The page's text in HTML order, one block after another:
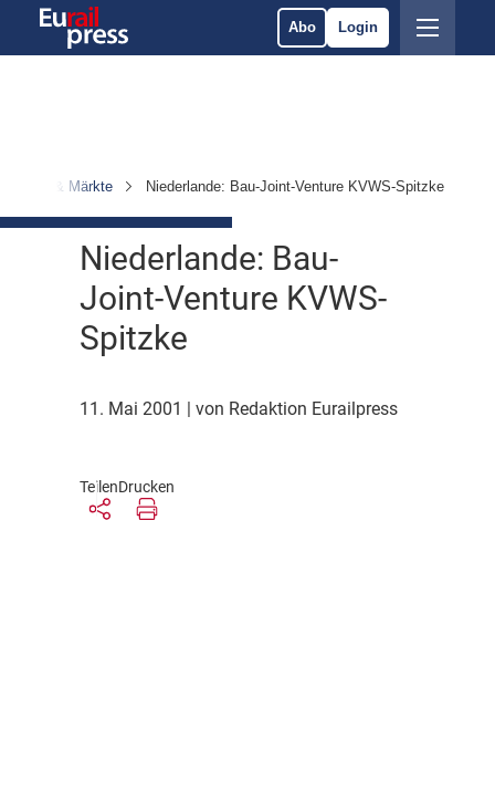
Abo Login
& Märkte Niederlande: Bau-Joint-Venture KVWS-Spitzke
Niederlande: Bau-
Joint-Venture KVWS-
Spitzke
11. Mai 2001 | von Redaktion Eurailpress
TeilenDrucken